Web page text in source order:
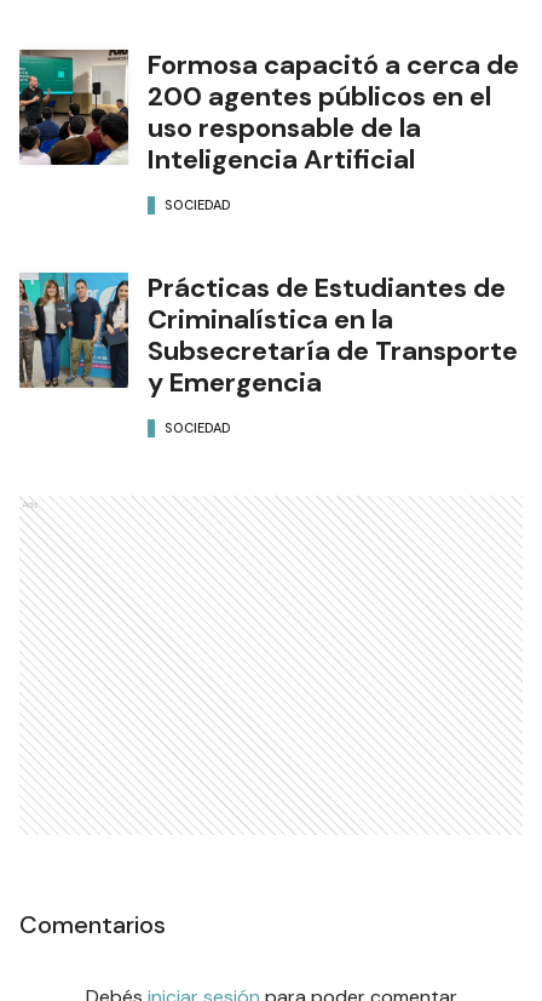
Formosa capacitó a cerca de
200 agentes públicos en el
uso responsable de la
Inteligencia Artificial
SOCIEDAD
Prácticas de Estudiantes de
Criminalística en la
Subsecretaría de Transporte
y Emergencia
SOCIEDAD
Ads
Comentarios